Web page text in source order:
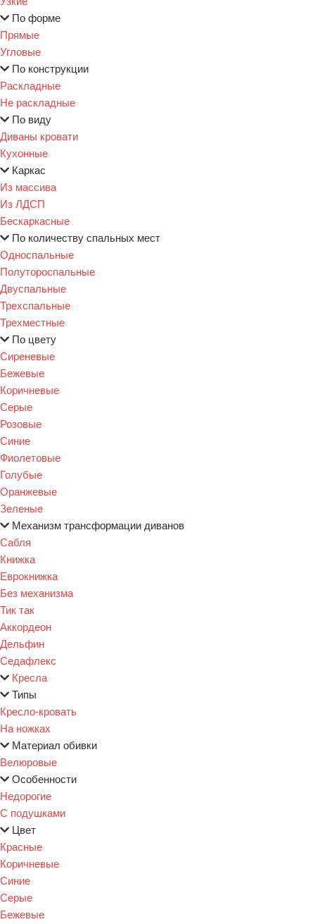
По форме
Прямые
Угловые
По конструкции
Раскладные
Не раскладные
По виду
Диваны кровати
Кухонные
Каркас
Из массива
Из ЛДСП
Бескаркасные
По количеству спальных мест
Односпальные
Полутороспальные
Двуспальные
Трехспальные
Трехместные
По цвету
Сиреневые
Бежевые
Коричневые
Серые
Розовые
Синие
Фиолетовые
Голубые
Оранжевые
Зеленые
Механизм трансформации диванов
Сабля
Книжка
Еврокнижка
Без механизма
Тик так
Аккордеон
Дельфин
Седафлекс
Кресла
Типы
Кресло-кровать
На ножках
Материал обивки
Велюровые
Особенности
Недорогие
С подушками
Цвет
Красные
Коричневые
Синие
Серые
Бежевые